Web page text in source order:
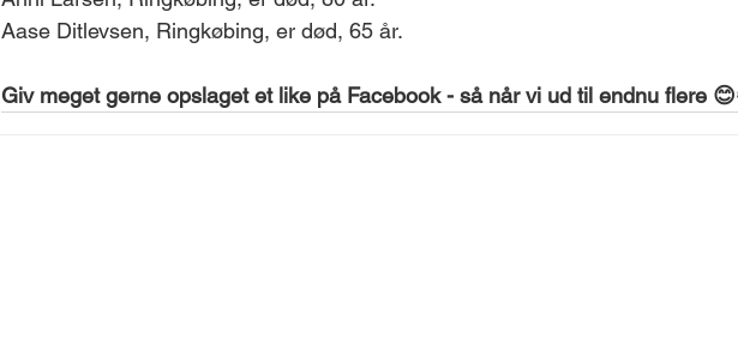
Aase Ditlevsen, Ringkøbing, er død, 65 år.
Giv meget gerne opslaget et like på Facebook - så når vi ud til endnu flere